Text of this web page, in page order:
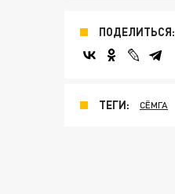
ПОДЕЛИТЬСЯ:
ТЕГИ: СЁМГА